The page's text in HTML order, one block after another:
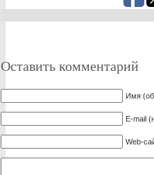
Оставить комментарий
Имя
E-mail
Web-